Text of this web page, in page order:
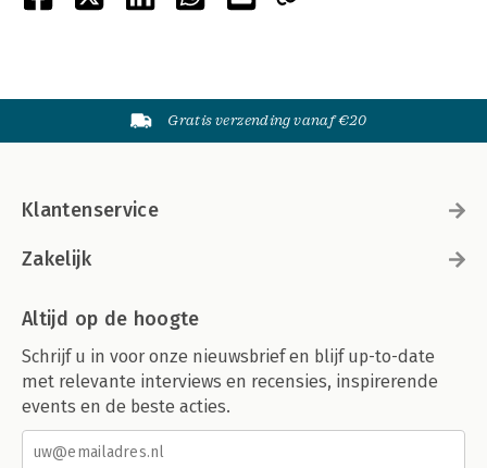
Gratis verzending vanaf €20
Klantenservice
Zakelijk
Altijd op de hoogte
Schrijf u in voor onze nieuwsbrief en blijf up-to-date
met relevante interviews en recensies, inspirerende
events en de beste acties.